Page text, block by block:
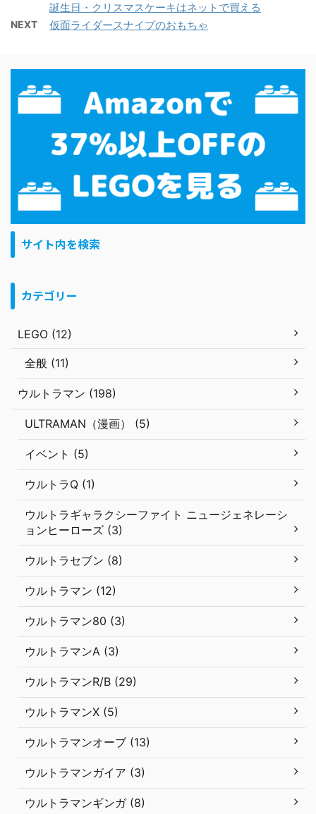
誕生日・クリスマスケーキはネットで買える
NEXT 仮面ライダースナイプのおもちゃ
サイト内を検索
カテゴリー
LEGO (12)
全般 (11)
ウルトラマン (198)
ULTRAMAN（漫画） (5)
イベント (5)
ウルトラQ (1)
ウルトラギャラクシーファイト ニュージェネレーシ
ョンヒーローズ (3)
ウルトラセブン (8)
ウルトラマン (12)
ウルトラマン80 (3)
ウルトラマンA (3)
ウルトラマンR/B (29)
ウルトラマンX (5)
ウルトラマンオーブ (13)
ウルトラマンガイア (3)
ウルトラマンギンガ (8)